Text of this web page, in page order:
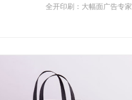
全开印刷：大幅面广告专家